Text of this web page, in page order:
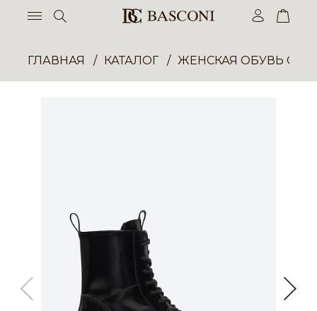
ГЛАВНАЯ КАТАЛОГ ЖЕНСКАЯ ОБУВЬ